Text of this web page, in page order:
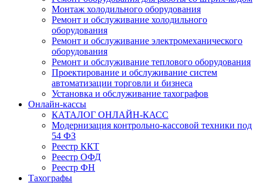
Монтаж холодильного оборудования
Ремонт и обслуживание холодильного
оборудования
Ремонт и обслуживание электромеханического
оборудования
Ремонт и обслуживание теплового оборудования
Проектирование и обслуживание систем
автоматизации торговли и бизнеса
Установка и обслуживание тахографов
Онлайн-кассы
КАТАЛОГ ОНЛАЙН-КАСС
Модернизация контрольно-кассовой техники под
54 ФЗ
Реестр ККТ
Реестр ОФД
Реестр ФН
Тахографы